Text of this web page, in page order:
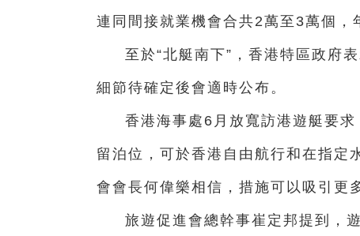
連同間接就業機會合共2萬至3萬個，
至於“北艇南下”，香港特區政府
細節待確定後會適時公布。
香港海事處6月放寬訪港遊艇要
留泊位，可於香港自由航行和在指定
會會長何偉樂相信，措施可以吸引更
旅遊促進會總幹事崔定邦提到，